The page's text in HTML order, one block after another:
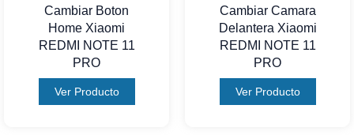
Cambiar Boton
Home Xiaomi
REDMI NOTE 11
PRO
Ver Producto
Cambiar Camara
Delantera Xiaomi
REDMI NOTE 11
PRO
Ver Producto